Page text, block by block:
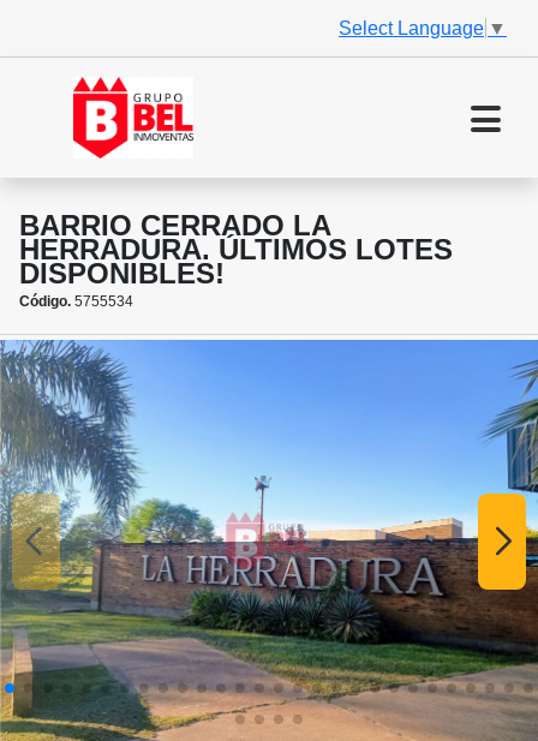
Select Language ▼
BARRIO CERRADO LA
HERRADURA. ÚLTIMOS LOTES
DISPONIBLES!
Código. 5755534